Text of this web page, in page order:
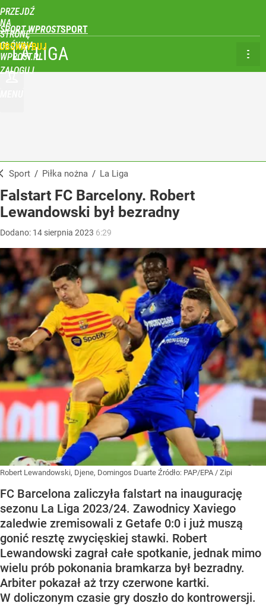
PRZEJDŹ
NA
STRONĘ
GŁÓWNĄ
WPROST.PL
SPORT WPROST
ZALOGUJ
LA LIGA
Sport / Piłka nożna / La Liga
Falstart FC Barcelony. Robert
Lewandowski był bezradny
Dodano: 14 sierpnia 2023 6:29
Robert Lewandowski, Djene, Domingos Duarte Źródło: PAP/EPA / Zipi
FC Barcelona zaliczyła falstart na inaugurację
sezonu La Liga 2023/24. Zawodnicy Xaviego
zaledwie zremisowali z Getafe 0:0 i już muszą
gonić resztę zwycięskiej stawki. Robert
Lewandowski zagrał całe spotkanie, jednak mimo
wielu prób pokonania bramkarza był bezradny.
Arbiter pokazał aż trzy czerwone kartki.
W doliczonym czasie gry doszło do kontrowersji.